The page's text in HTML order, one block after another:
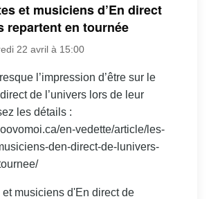
et musiciens d’En direct
repartent en tournée
22 avril à 15:00
l’impression d’être sur le
de l’univers lors de leur
les détails :
en-vedette/article/les-
den-direct-de-lunivers-
et musiciens d'En direct de